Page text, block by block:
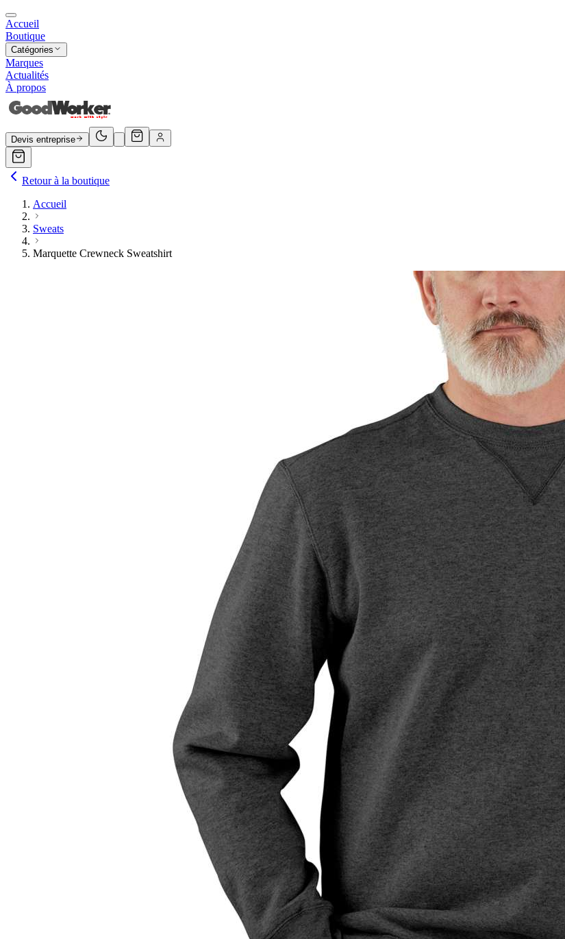
Accueil
Boutique
Catégories
Marques
Actualités
À propos
Devis entreprise
Retour à la boutique
Accueil
Sweats
Marquette Crewneck Sweatshirt